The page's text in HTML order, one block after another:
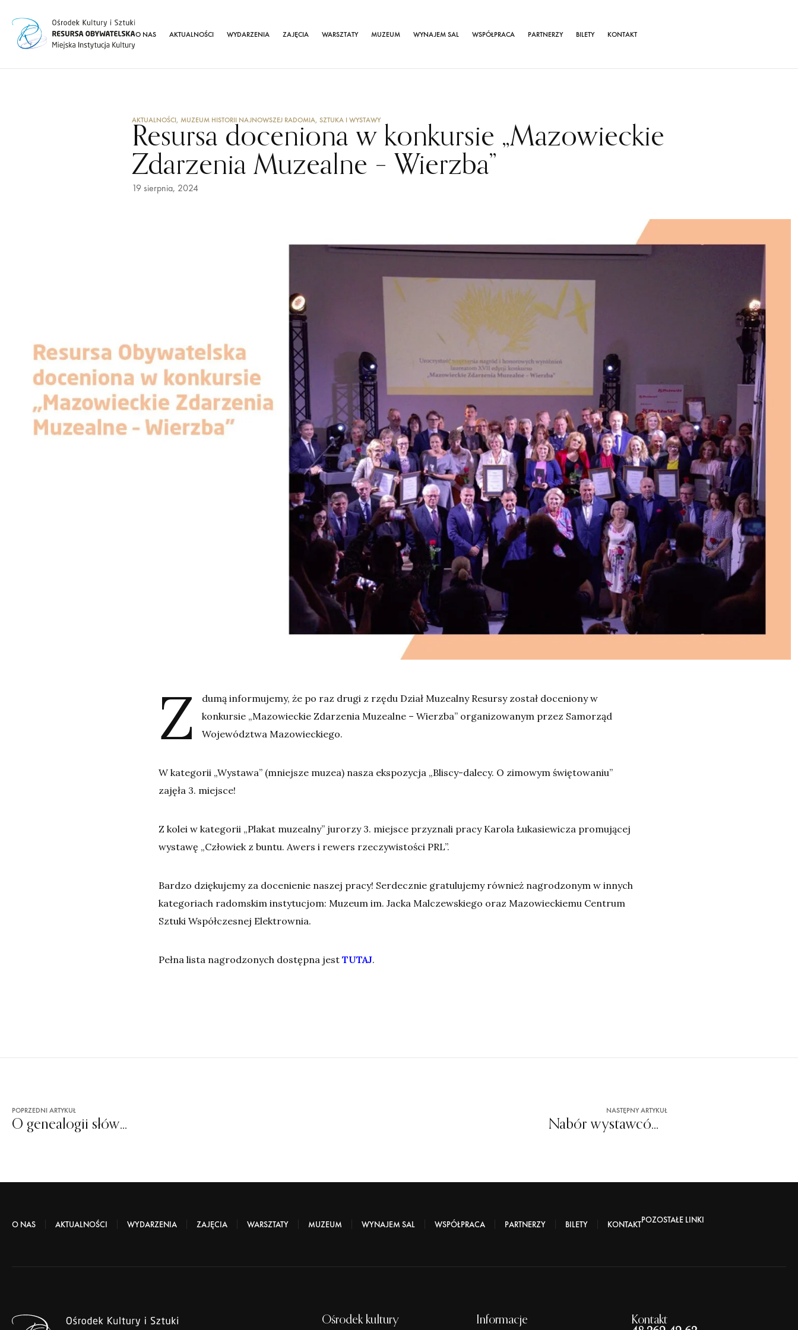
O NAS AKTUALNOŚCI WYDARZENIA ZAJĘCIA WARSZTATY MUZEUM WYNAJEM SAL WSPÓŁPRACA PARTNERZY BILETY KONTAKT
AKTUALNOŚCI, MUZEUM HISTORII NAJNOWSZEJ RADOMIA, SZTUKA I WYSTAWY
Resursa doceniona w konkursie „Mazowieckie
Zdarzenia Muzealne – Wierzba”
19 sierpnia, 2024
Z
dumą informujemy, że po raz drugi z rzędu Dział Muzealny Resursy został doceniony w
konkursie „Mazowieckie Zdarzenia Muzealne – Wierzba” organizowanym przez Samorząd
Województwa Mazowieckiego.
W kategorii „Wystawa” (mniejsze muzea) nasza ekspozycja „Bliscy-dalecy. O zimowym świętowaniu”
zajęła 3. miejsce!
Z kolei w kategorii „Plakat muzealny” jurorzy 3. miejsce przyznali pracy Karola Łukasiewicza promującej
wystawę „Człowiek z buntu. Awers i rewers rzeczywistości PRL”.
Bardzo dziękujemy za docenienie naszej pracy! Serdecznie gratulujemy również nagrodzonym w innych
kategoriach radomskim instytucjom: Muzeum im. Jacka Malczewskiego oraz Mazowieckiemu Centrum
Sztuki Współczesnej Elektrownia.
Pełna lista nagrodzonych dostępna jest TUTAJ.
POPRZEDNI ARTYKUŁ
O genealogii słów kilka
NASTĘPNY ARTYKUŁ
Nabór wystawców na Uliczkę Tradycji
O NAS AKTUALNOŚCI WYDARZENIA ZAJĘCIA WARSZTATY MUZEUM WYNAJEM SAL WSPÓŁPRACA PARTNERZY BILETY KONTAKTPOZOSTAŁE LINKI
Ośrodek kultury Informacje
Kontakt